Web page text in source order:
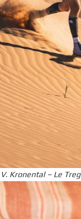
Kronental – Le Treg